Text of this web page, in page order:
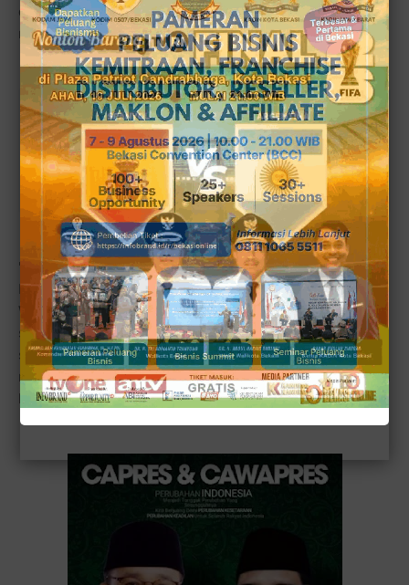
disangkanya, dalam pertemuan itu Surya Paloh
memintanya untuk mendampingi Anies di Pilpres 2024.
Baca juga:Ahmad Sahroni Baru Mau Melaporkan
SBY, Eh Tetiba Ditelpon Surya Paloh Kemudian Tak
Berapa Lama Juga Ditelpon Anies Baswedan untuk
Jangan Lapor
"Akhirnya ketemu dalam waktu singkat. Adinda kita perlu
bicara blak-blakan. Anda tahu saya dan saya tahu Anda.
Wah ngajak perang Bang Surya ini. Saya tidak suka
siasat-siasatan lagi. Apa istilahnya siasat lagi? Saya tidak
suka muslihat-muslihat lagi. Kamu jangan suka muslihat-
muslihatan dan saya tidak akan muslihat-muslihatan sama
kamu," ungkap Cak Imin.